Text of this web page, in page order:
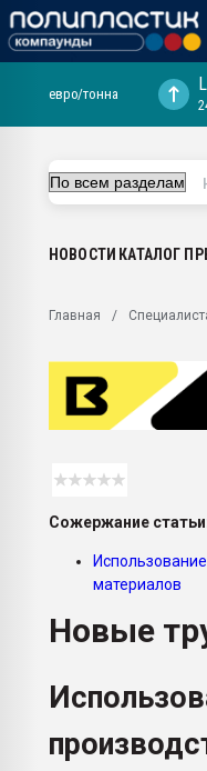
29.07.2026 ФРП помог
Вакуум-формовочные
ближайшее подмосковье, с.-в.
28.07.2026 Автоматизация
первый план в переработке
ситуацией на строительном
Всё, что касается выдува ПЭТ
ПЕРЕЙТИ НА ФОРУМ
евро/тонна
НОВОСТИ КАТАЛОГ
Главная
Сожержание
материалов
Новые